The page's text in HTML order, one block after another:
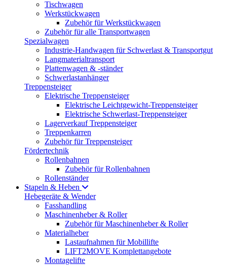
Tischwagen
Werkstückwagen
Zubehör für Werkstückwagen
Zubehör für alle Transportwagen
Spezialwagen
Industrie-Handwagen für Schwerlast & Transportgut
Langmaterialtransport
Plattenwagen & -ständer
Schwerlastanhänger
Treppensteiger
Elektrische Treppensteiger
Elektrische Leichtgewicht-Treppensteiger
Elektrische Schwerlast-Treppensteiger
Lagerverkauf Treppensteiger
Treppenkarren
Zubehör für Treppensteiger
Fördertechnik
Rollenbahnen
Zubehör für Rollenbahnen
Rollenständer
Stapeln & Heben
Hebegeräte & Wender
Fasshandling
Maschinenheber & Roller
Zubehör für Maschinenheber & Roller
Materialheber
Lastaufnahmen für Mobillifte
LIFT2MOVE Komplettangebote
Montagelifte